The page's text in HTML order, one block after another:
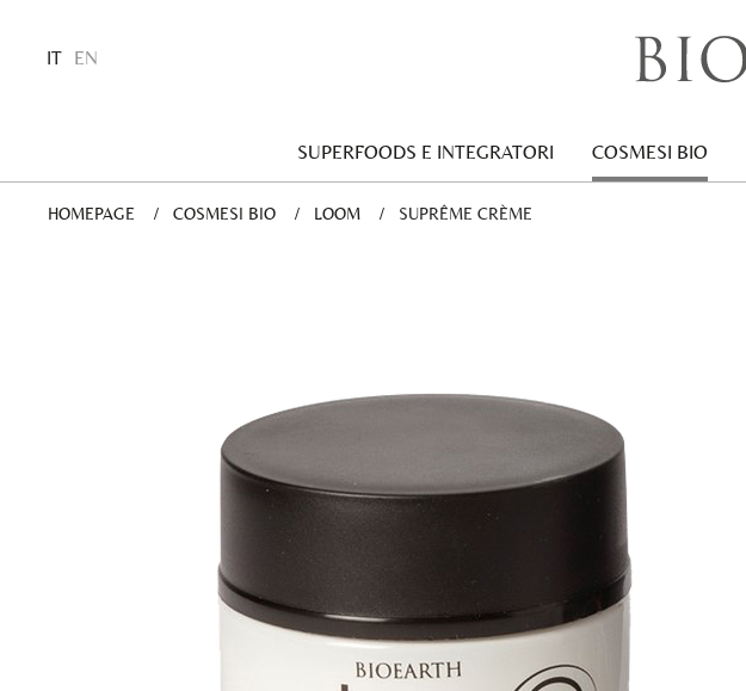
IT EN
SUPERFOODS E INTEGRATORI COSMESI BIO
HOMEPAGE COSMESI BIO LOOM CURRENT:
SUPRÊME CRÈME